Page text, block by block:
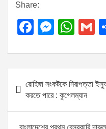
Share:
F
c
e
b
o
o
M
ss
e
n
g
er
W
at
A
p
p
s
রোহিঙ্গা সংকটকে নিরাপত্তা
করতে পারে : কুগেলম্যান